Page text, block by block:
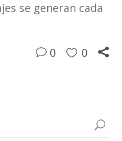
se generan cada
0 0